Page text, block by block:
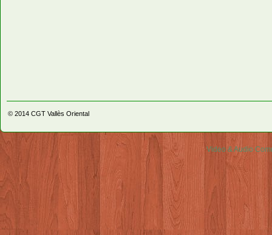
© 2014 CGT Vallès Oriental
Video & Audio